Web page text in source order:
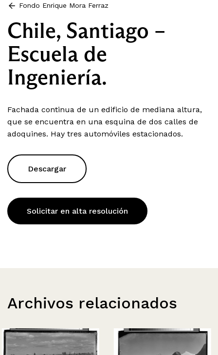
Fondo Enrique Mora Ferraz
Chile, Santiago –
Escuela de
Ingeniería.
Fachada continua de un edificio de mediana altura,
que se encuentra en una esquina de dos calles de
adoquines. Hay tres automóviles estacionados.
Descargar
Solicitar en alta resolución
Archivos relacionados